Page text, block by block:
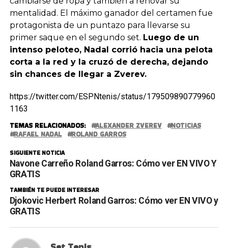
mentalidad. El máximo ganador del certamen fue
protagonista de un puntazo para llevarse su
primer saque en el segundo set. Luego de un
intenso peloteo, Nadal corrió hacia una pelota
corta a la red y la cruzó de derecha, dejando
sin chances de llegar a Zverev.
https://twitter.com/ESPNtenis/status/179509890779960
1163
TEMAS RELACIONADOS: ALEXANDER ZVEREV
NOTICIAS
RAFAEL NADAL
ROLAND GARROS
SIGUIENTE NOTICIA
Navone Carreño Roland Garros: Cómo ver EN VIVO Y
GRATIS
TAMBIÉN TE PUEDE INTERESAR
Djokovic Herbert Roland Garros: Cómo ver EN VIVO y
GRATIS